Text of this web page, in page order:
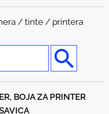
/ tinte / printera
t
BOJA ZA PRINTER